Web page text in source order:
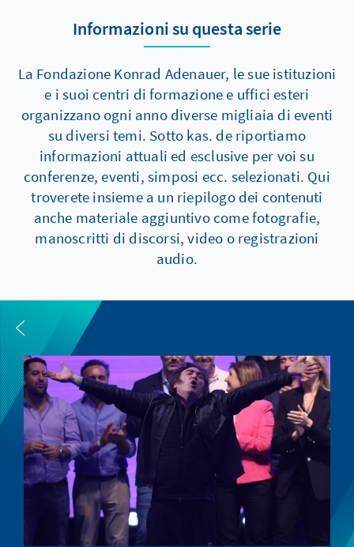
Informazioni su questa serie
La Fondazione Konrad Adenauer, le sue istituzioni
e i suoi centri di formazione e uffici esteri
organizzano ogni anno diverse migliaia di eventi
su diversi temi. Sotto kas. de riportiamo
informazioni attuali ed esclusive per voi su
conferenze, eventi, simposi ecc. selezionati. Qui
troverete insieme a un riepilogo dei contenuti
anche materiale aggiuntivo come fotografie,
manoscritti di discorsi, video o registrazioni
audio.